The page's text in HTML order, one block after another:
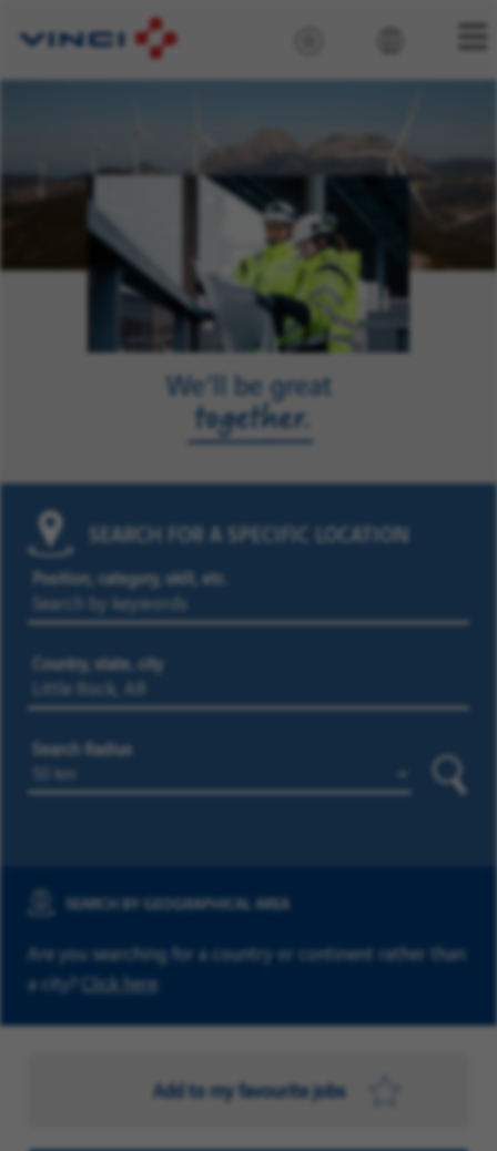
SEARCH FOR A SPECIFIC LOCATION
Position, category, skill, etc.
Country, state, city
Search Radius
SEARCH BY GEOGRAPHICAL AREA
Are you searching for a country or continent rather than
a city? Click here
Add to my favourite jobs